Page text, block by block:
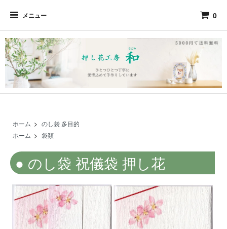
メニュー 0
ホーム > のし袋 多目的
ホーム > 袋類
のし袋 祝儀袋 押し花